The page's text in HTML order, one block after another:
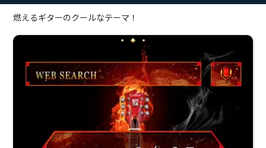
燃えるギターのクールなテーマ！